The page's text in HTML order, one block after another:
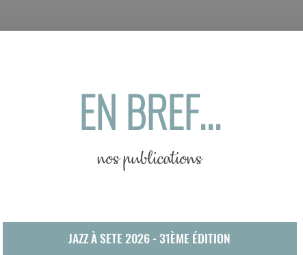
EN BREF...
nos publications
JAZZ À SETE 2026 - 31ÈME ÉDITION